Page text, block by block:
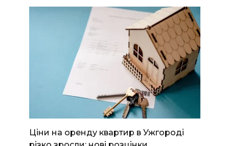
Ціни на оренду квартир в Ужгороді